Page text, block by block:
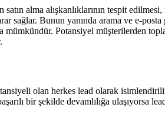
alma alışkanlıklarının tespit
sağlar. Bunun yanında arama ve e-
mümkündür. Potansiyel müşterilerden
olan herkes lead olarak
bir şekilde devamlılığa ulaşıyorsa